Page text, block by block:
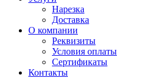
Нарезка
Доставка
О компании
Реквизиты
Условия оплаты
Сертификаты
Контакты